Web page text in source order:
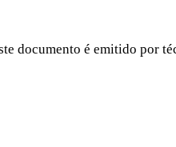
documento é emitido por